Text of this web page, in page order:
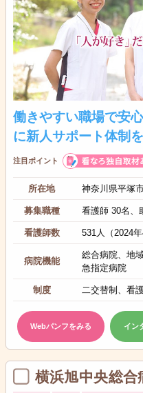
働きやすい職場で安
に新人サポート体制
注目ポイント
所在地 神奈川県平塚
募集職種 看護師 30名、
看護師数 531人（2024年
病院機能
総合病院、地
急指定病院
制度 二交替制、看
Webパンフをみる イン
横浜旭中央総合